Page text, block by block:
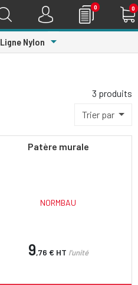
0 0
Ligne Nylon Toggle Dropdown
3 produits
Trier par
Patère murale
NORMBAU
9,76 € HT l'unité